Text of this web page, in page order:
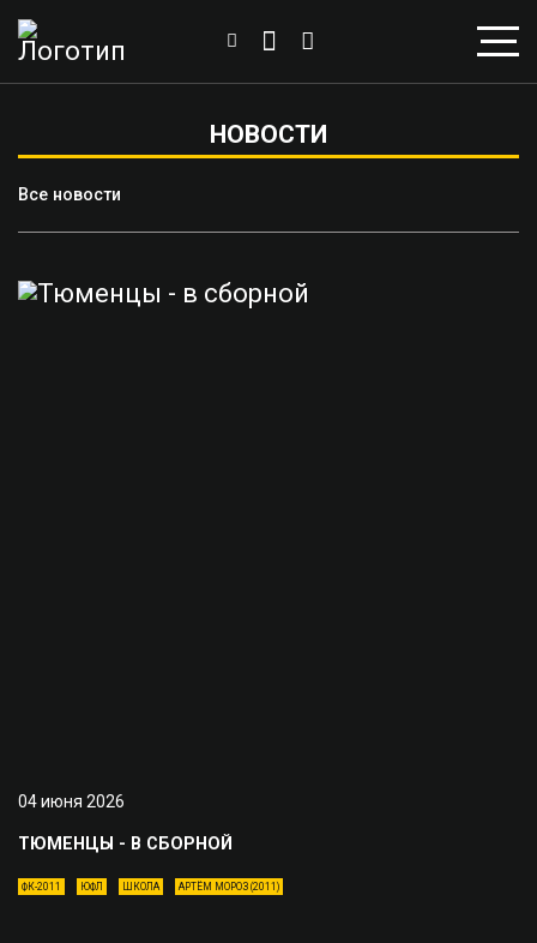
НОВОСТИ
Все новости
04 июня 2026
ТЮМЕНЦЫ - В СБОРНОЙ
ФК-2011 ЮФЛ ШКОЛА АРТЁМ МОРОЗ (2011)